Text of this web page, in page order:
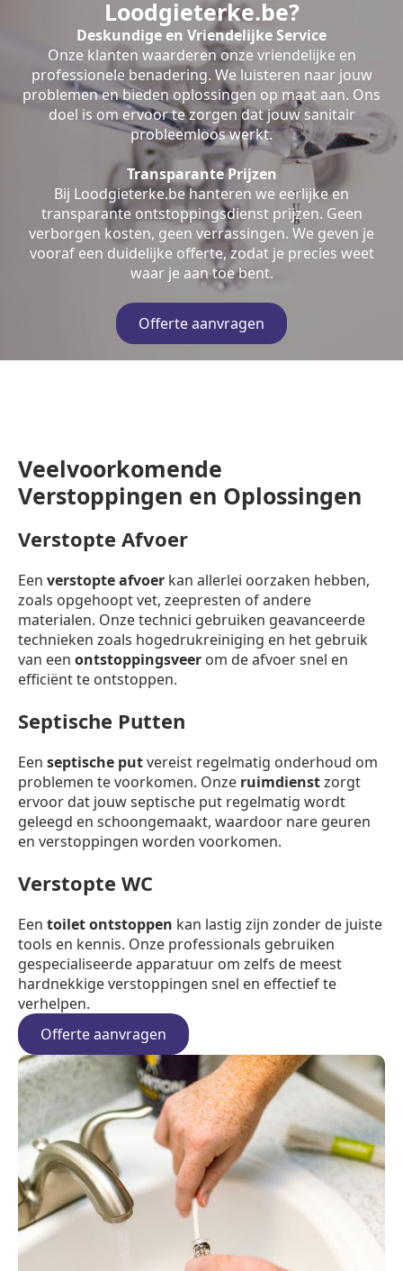
Loodgieterke.be?
Deskundige en Vriendelijke Service
Onze klanten waarderen onze vriendelijke en
professionele benadering. We luisteren naar jouw
problemen en bieden oplossingen op maat aan. Ons
doel is om ervoor te zorgen dat jouw sanitair
probleemloos werkt.
Transparante Prijzen
Bij Loodgieterke.be hanteren we eerlijke en
transparante ontstoppingsdienst prijzen. Geen
verborgen kosten, geen verrassingen. We geven je
vooraf een duidelijke offerte, zodat je precies weet
waar je aan toe bent.
Offerte aanvragen
Veelvoorkomende
Verstoppingen en Oplossingen
Verstopte Afvoer
Een verstopte afvoer kan allerlei oorzaken hebben,
zoals opgehoopt vet, zeepresten of andere
materialen. Onze technici gebruiken geavanceerde
technieken zoals hogedrukreiniging en het gebruik
van een ontstoppingsveer om de afvoer snel en
efficiënt te ontstoppen.
Septische Putten
Een septische putvereist regelmatig onderhoud om
problemen te voorkomen. Onze ruimdienstzorgt
ervoor dat jouw septische put regelmatig wordt
geleegd en schoongemaakt, waardoor nare geuren
en verstoppingen worden voorkomen.
Verstopte WC
Een toilet ontstoppen kan lastig zijn zonder de juiste
tools en kennis. Onze professionals gebruiken
gespecialiseerde apparatuur om zelfs de meest
hardnekkige verstoppingen snel en effectief te
verhelpen.
Offerte aanvragen